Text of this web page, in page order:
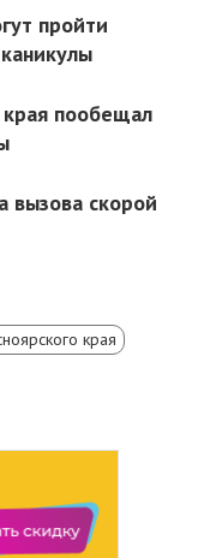
пройти
края пообещал
вызова скорой
края